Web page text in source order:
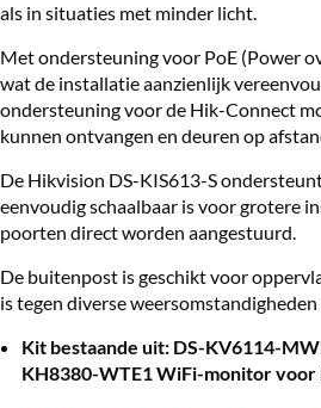
als in situaties met minder licht.
Met ondersteuning voor PoE (Power
wat de installatie aanzienlijk
ondersteuning voor de Hik-Connect
kunnen ontvangen en deuren op
De Hikvision DS-KIS613-S
eenvoudig schaalbaar is voor grotere
poorten direct worden aangestuurd.
De buitenpost is geschikt voor
is tegen diverse
Kit bestaande uit: DS-KV6114-
KH8380-WTE1 WiFi-monitor voor